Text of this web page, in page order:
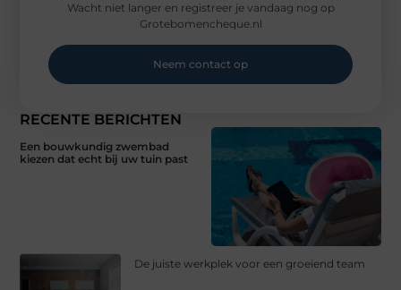
RECENTE BERICHTEN
Een bouwkundig zwembad
kiezen dat echt bij uw tuin past
De juiste werkplek voor een groeiend team
Wacht niet langer en registreer je vandaag nog op
Grotebomencheque.nl
Neem contact op